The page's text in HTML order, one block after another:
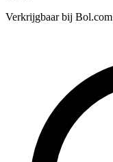
Verkrijgbaar bij Bol.com